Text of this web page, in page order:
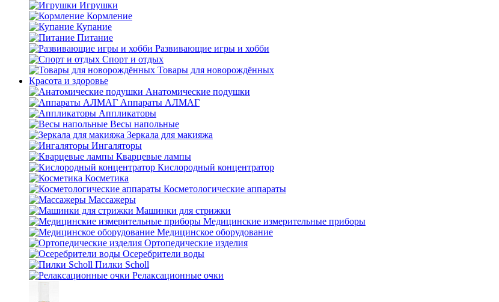
Игрушки
Кормление
Купание
Питание
Развивающие игры и хобби
Спорт и отдых
Товары для новорождённых
Красота и здоровье
Анатомические подушки
Аппараты АЛМАГ
Аппликаторы
Весы напольные
Зеркала для макияжа
Ингаляторы
Кварцевые лампы
Кислородный концентратор
Косметика
Косметологические аппараты
Массажеры
Машинки для стрижки
Медицинские измерительные приборы
Медицинское оборудование
Ортопедические изделия
Осеребрители воды
Пилки Scholl
Релаксационные очки